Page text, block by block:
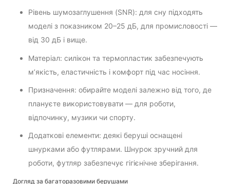
Рівень шумозаглушення (SNR): для сну підходять
моделі з показником 20–25 дБ, для промисловості —
від 30 дБ і вище.
Матеріал: силікон та термопластик забезпечують
м’якість, еластичність і комфорт під час носіння.
Призначення: обирайте моделі залежно від того, де
плануєте використовувати — для роботи,
відпочинку, музики чи спорту.
Додаткові елементи: деякі беруші оснащені
шнурками або футлярами. Шнурок зручний для
роботи, футляр забезпечує гігієнічне зберігання.
Догляд за багаторазовими берушами